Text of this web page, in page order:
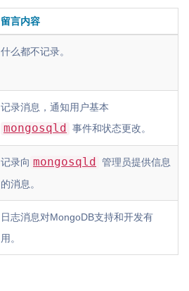
留言内容
什么都不记录。
记录消息，通知用户基本
mongosqld 事件和状态更改。
记录向 mongosqld 管理员提供信息
的消息。
日志消息对MongoDB支持和开发有
用。